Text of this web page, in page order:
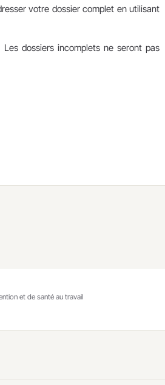
votre dossier complet en utilisant
dossiers incomplets ne seront pas
et de santé au travail